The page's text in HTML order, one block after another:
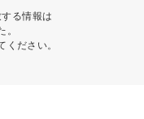
る情報は
。
ください。